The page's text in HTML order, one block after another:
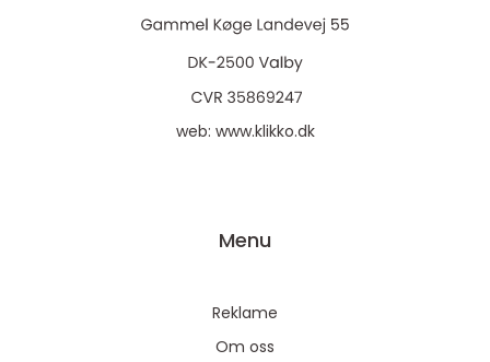
web: www.klikko.dk
Menu
Reklame
Om oss